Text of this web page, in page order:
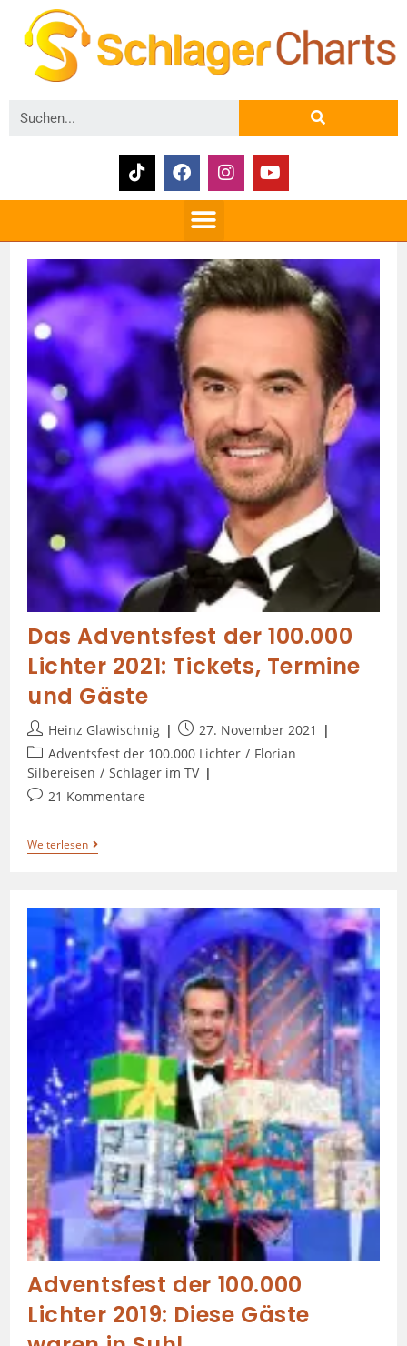
Das Adventsfest der 100.000
Lichter 2021: Tickets, Termine
und Gäste
Heinz Glawischnig
27. November 2021
Adventsfest der 100.000 Lichter / Florian
Silbereisen / Schlager im TV
21 Kommentare
Weiterlesen
Adventsfest der 100.000
Lichter 2019: Diese Gäste